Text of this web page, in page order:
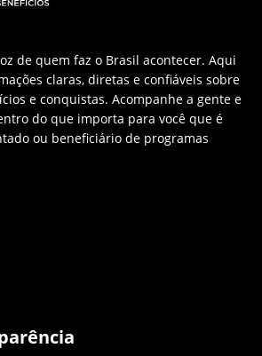
de quem faz o Brasil acontecer. Aqui
claras, diretas e confiáveis sobre
e conquistas. Acompanhe a gente e
do que importa para você que é
ou beneficiário de programas